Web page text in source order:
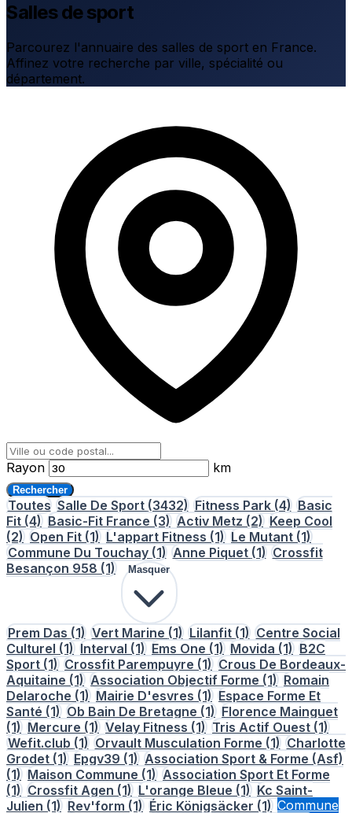
Salles de sport
Parcourez l'annuaire des salles de sport en France.
Affinez votre recherche par ville, spécialité ou
département.
Rayon km
Rechercher
Toutes Salle De Sport (3432) Fitness Park (4) Basic
Fit (4) Basic-Fit France (3) Activ Metz (2) Keep Cool
(2) Open Fit (1) L'appart Fitness (1) Le Mutant (1)
Commune Du Touchay (1) Anne Piquet (1) Crossfit
Besançon 958 (1) Masquer
Prem Das (1) Vert Marine (1) Lilanfit (1) Centre Social
Culturel (1) Interval (1) Ems One (1) Movida (1) B2C
Sport (1) Crossfit Parempuyre (1) Crous De Bordeaux-
Aquitaine (1) Association Objectif Forme (1) Romain
Delaroche (1) Mairie D'esvres (1) Espace Forme Et
Santé (1) Ob Bain De Bretagne (1) Florence Mainguet
(1) Mercure (1) Velay Fitness (1) Tris Actif Ouest (1)
Wefit.club (1) Orvault Musculation Forme (1) Charlotte
Grodet (1) Epgv39 (1) Association Sport & Forme (Asf)
(1) Maison Commune (1) Association Sport Et Forme
(1) Crossfit Agen (1) L'orange Bleue (1) Kc Saint-
Julien (1) Rev'form (1) Éric Königsäcker (1) Commune